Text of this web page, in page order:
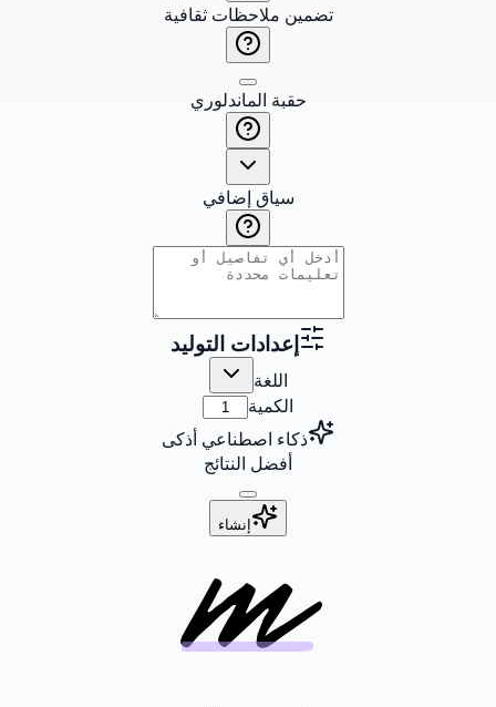
تضمين ملاحظات ثقافية
حقبة الماندلوري
سياق إضافي
إعدادات التوليد
اللغة
الكمية
ذكاء اصطناعي أذكى
أفضل النتائج
إنشاء